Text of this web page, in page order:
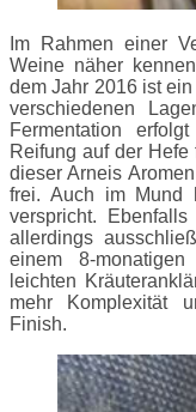
Im Rahmen einer
Weine näher
dem Jahr 2016 ist
verschiedenen
Fermentation
Reifung auf der
dieser Arneis
frei. Auch im
verspricht.
allerdings
einem 8-
leichten
mehr Komplexität
Finish.